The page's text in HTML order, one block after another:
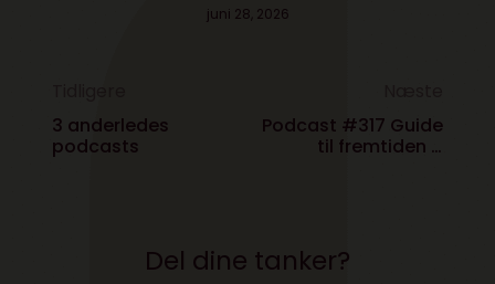
juni 28, 2026
3 anderledes
podcasts
Podcast #317 Guide
til fremtiden –
Del dine tanker?